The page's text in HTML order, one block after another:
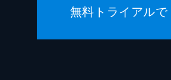
無料トライアル